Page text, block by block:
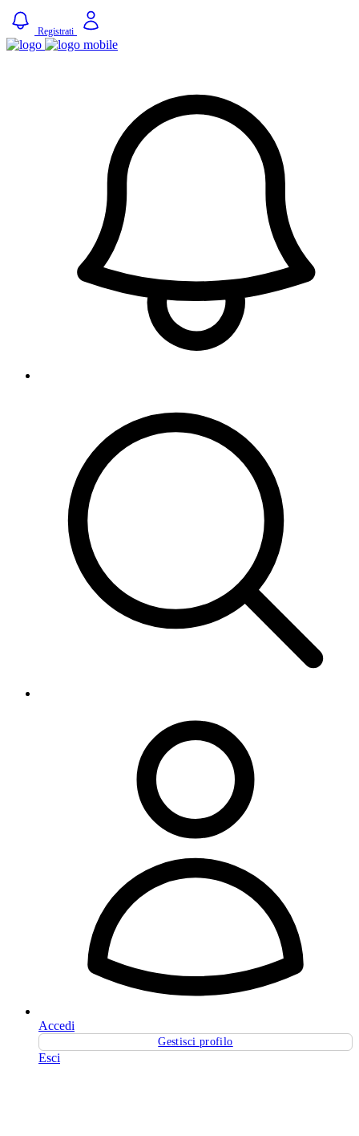
Registrati
Accedi
Gestisci profilo
Esci